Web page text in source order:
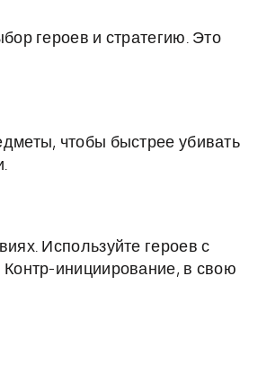
героев и стратегию. Это
чтобы быстрее убивать
Используйте героев с
инициирование, в свою